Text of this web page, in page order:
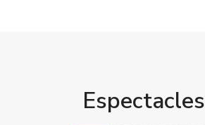
Espectacles